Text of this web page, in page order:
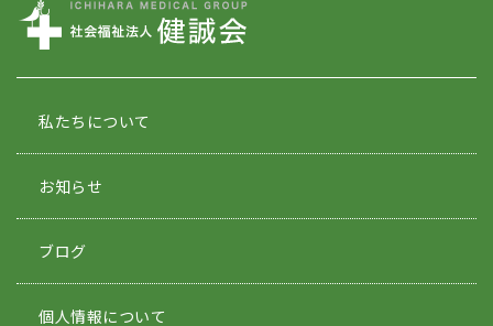
私たちについて
お知らせ
ブログ
個人情報について